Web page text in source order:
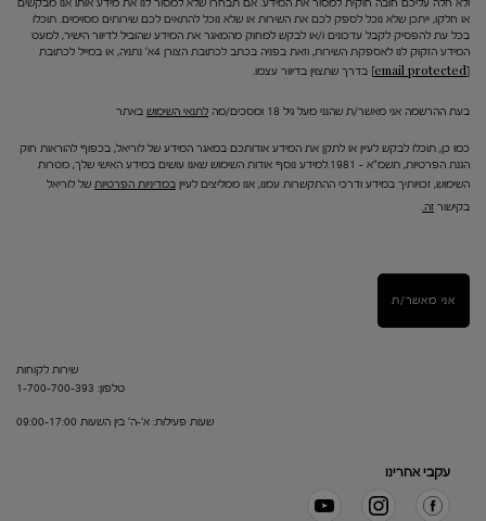
או חלקו, ייתכן שלא נוכל לספק לכם את השירות או שלא נוכל להתאים לכם שירותים מסוימים. תוכלו
בכל עת להפסיק לקבל עדכונים ו/או לבקש למחוק מהמאגר את המידע שהוביל לדיוור הישיר, למעט
המידע הזקוק לנו לאספקת השירות, וזאת בפניה בכתב לכתובת הצורן 4א' נתניה, או במייל לכתובת
[email protected]
בדרך שתצוין בדיוור עצמו.
בעת ההרשמה אני מאשר/ת שהנני מעל גיל 18 ומסכים/מה לתנאי השימוש באתר
כמו כן, תוכלו לבקש לעיין או לתקן את המידע אודותכם במאגר המידע של לוריאל, בכפוף להוראות חוק
הגנת הפרטיות, תשמ"א – 1981.למידע נוסף אודות השימוש שאנו עושים במידע האישי שלך, מטרות
השימוש, זכויותיך במידע ודרכי ההתקשרות עמנו, אנו ממליצים לעיין במדיניות הפרטיות של לוריאל
בקישור זה.
אני מאשר/ת
שירות לקוחות
טלפון: 1-700-700-393
שעות פעילות: א'-ה' בין השעות 09:00-17:00
עקבי אחרינו